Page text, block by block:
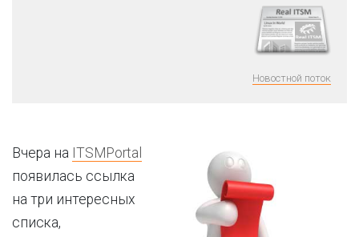
Новостной поток
Вчера на ITSMPortal
появилась ссылка
на три интересных
списка,